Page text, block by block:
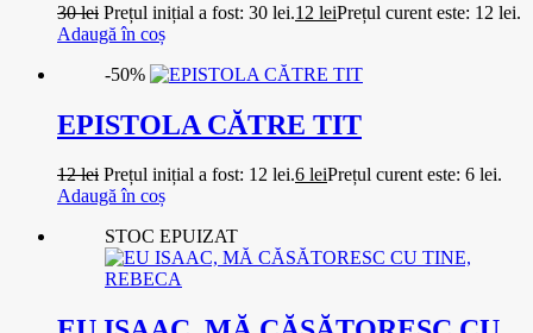
30lei Prețul inițial a fost: 30 lei.12 leiPrețul curent este: 12 lei.
Adaugă în coș
-50%
EPISTOLA CĂTRE TIT
12lei Prețul inițial a fost: 12 lei.6 leiPrețul curent este: 6 lei.
Adaugă în coș
STOC EPUIZAT